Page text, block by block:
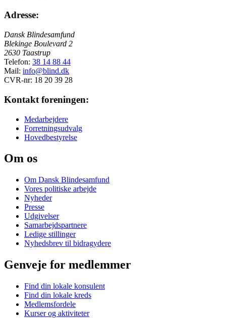
Adresse:
Dansk Blindesamfund
Blekinge Boulevard 2
2630 Taastrup
Telefon: 38 14 88 44
Mail: info@blind.dk
CVR-nr: 18 20 39 28
Kontakt foreningen:
Medarbejdere
Forretningsudvalg
Hovedbestyrelse
Om os
Om Dansk Blindesamfund
Vores politiske arbejde
Nyheder
Presse
Udgivelser
Samarbejdspartnere
Ledige stillinger
Nyhedsbrev til bidragydere
Genveje for medlemmer
Find din lokale konsulent
Find din lokale kreds
Medlemsfordele
Kurser og aktiviteter